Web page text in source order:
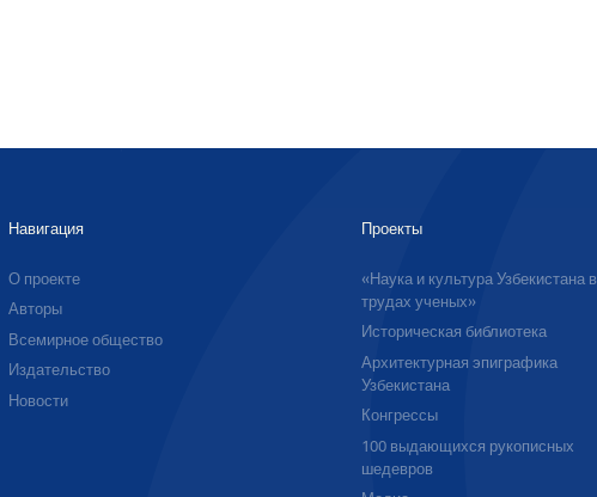
Навигация
О проекте
Авторы
Всемирное общество
Издательство
Новости
Проекты
«Наука и культура Узбекистана в
трудах ученых»
Историческая библиотека
Архитектурная эпиграфика
Узбекистана
Конгрессы
100 выдающихся рукописных
шедевров